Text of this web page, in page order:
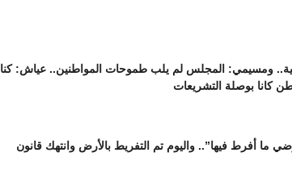
ومسيمي: المجلس لم يلب طموحات المواطنين.. عياش: كنا
كانا بوصلة التشريعات
ما أفرط فيها”.. واليوم تم التفريط بالأرض وانتهك قانون